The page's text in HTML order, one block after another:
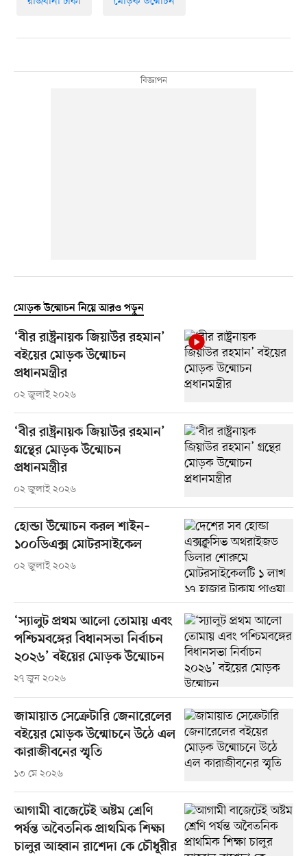
মোড়ক উন্মোচন নিয়ে আরও পড়ুন
‘বীর রাষ্ট্রনায়ক জিয়াউর রহমান’
বইয়ের মোড়ক উন্মোচন
প্রধানমন্ত্রীর
০২ জুলাই ২০২৬
‘বীর রাষ্ট্রনায়ক জিয়াউর রহমান’
গ্রন্থের মোড়ক উন্মোচন
প্রধানমন্ত্রীর
০২ জুলাই ২০২৬
হোন্ডা উন্মোচন করল শাইন–
১০০ডিএক্স মোটরসাইকেল
০২ জুলাই ২০২৬
‘স্যালুট প্রথম আলো তোমায় এবং
পশ্চিমবঙ্গের বিধানসভা নির্বাচন
২০২৬’ বইয়ের মোড়ক উন্মোচন
২৭ জুন ২০২৬
জামায়াত সেক্রেটারি জেনারেলের
বইয়ের মোড়ক উন্মোচনে উঠে এল
কারাজীবনের স্মৃতি
১৩ মে ২০২৬
আগামী বাজেটেই অষ্টম শ্রেণি
পর্যন্ত অবৈতনিক প্রাথমিক শিক্ষা
চালুর আহ্বান রাশেদা কে চৌধূরীর